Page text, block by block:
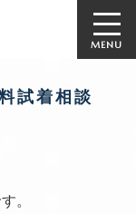
MENU
試着相談
。